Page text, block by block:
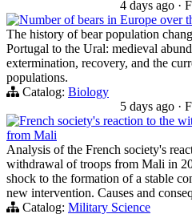
4 days ago ·
Number of bears in Europe over
The history of bear population
Portugal to the Ural: medieval
extermination, recovery, and the
populations.
Catalog: Biology
5 days ago ·
French society's reaction to the
from Mali
Analysis of the French society's
withdrawal of troops from Mali in
shock to the formation of a stable
new intervention. Causes and
Catalog: Military Science